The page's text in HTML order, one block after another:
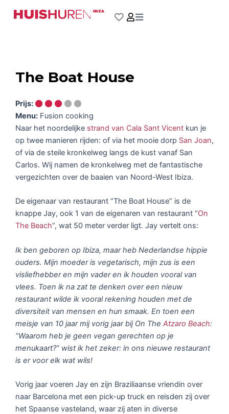
naar
The Boat House
Prijs:
Menu: Fusion cooking
Naar het noordelijke strand van Cala Sant Vicent kun je
op twee manieren rijden: of via het mooie dorp San Joan,
of via de steile kronkelweg langs de kust vanaf San
Carlos. Wij namen de kronkelweg met de fantastische
vergezichten over de baaien van Noord-West Ibiza.
De eigenaar van restaurant “The Boat House” is de
knappe Jay, ook 1 van de eigenaren van restaurant “On
The Beach”, wat 50 meter verder ligt. Jay vertelt ons:
Ik ben geboren op Ibiza, maar heb Nederlandse hippie
ouders. Mijn moeder is vegetarisch, mijn zus is een
visliefhebber en mijn vader en ik houden vooral van
vlees. Toen ik na zat te denken over een nieuw
restaurant wilde ik vooral rekening houden met de
diversiteit van mensen en hun smaak. En toen een
meisje van 10 jaar mij vorig jaar bij On The Atzaro Beach:
“Waarom heb je geen vegan gerechten op je
menukaart?” wist ik het zeker: in ons nieuwe restaurant
is er voor elk wat wils!
Vorig jaar voeren Jay en zijn Braziliaanse vriendin over
naar Barcelona met een pick-up truck en reisden zij over
het Spaanse vasteland, waar zij aten in diverse